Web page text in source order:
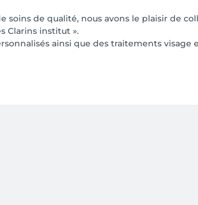
de qualité, nous avons le plaisir de
Clarins institut ».
ainsi que des traitements visage